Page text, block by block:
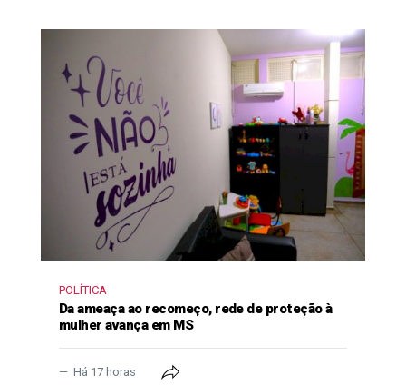
POLÍTICA
Da ameaça ao recomeço, rede de proteção à
mulher avança em MS
Há 17 horas